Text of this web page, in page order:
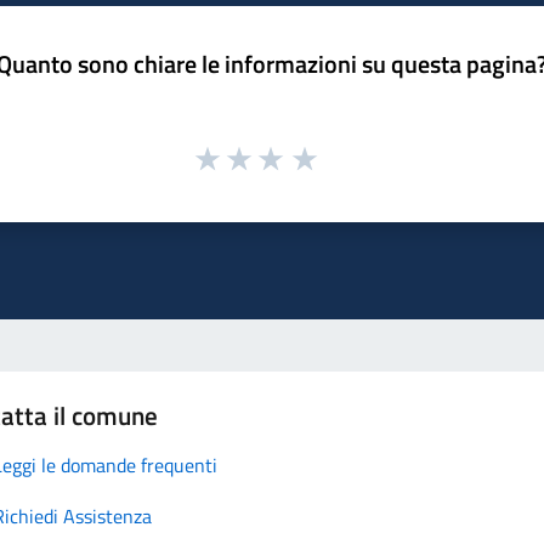
sono chiare le informazioni su questa
il comune
le domande frequenti
Assistenza